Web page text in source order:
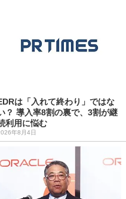
は「入れて終わり」ではな
？ 導入率8割の裏で、3割が継
利用に悩む
年8月4日